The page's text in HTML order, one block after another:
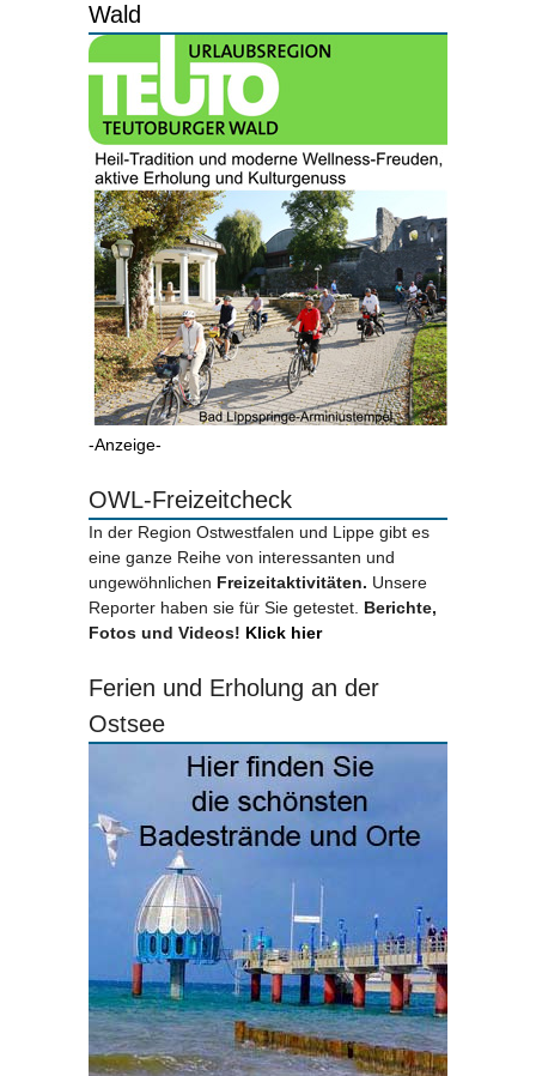
Wald
-Anzeige-
OWL-Freizeitcheck
In der Region Ostwestfalen und Lippe gibt es
eine ganze Reihe von interessanten und
ungewöhnlichen Freizeitaktivitäten. Unsere
Reporter haben sie für Sie getestet. Berichte,
Fotos und Videos! Klick hier
Ferien und Erholung an der
Ostsee